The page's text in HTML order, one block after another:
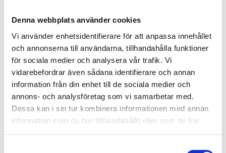
Denna webbplats använder cookies
Vi använder enhetsidentifierare för att anpassa innehållet
och annonserna till användarna, tillhandahålla funktioner
för sociala medier och analysera vår trafik. Vi
vidarebefordrar även sådana identifierare och annan
information från din enhet till de sociala medier och
annons- och analysföretag som vi samarbetar med.
Dessa kan i sin tur kombinera informationen med annan
information som du har tillhandahållit eller som de har